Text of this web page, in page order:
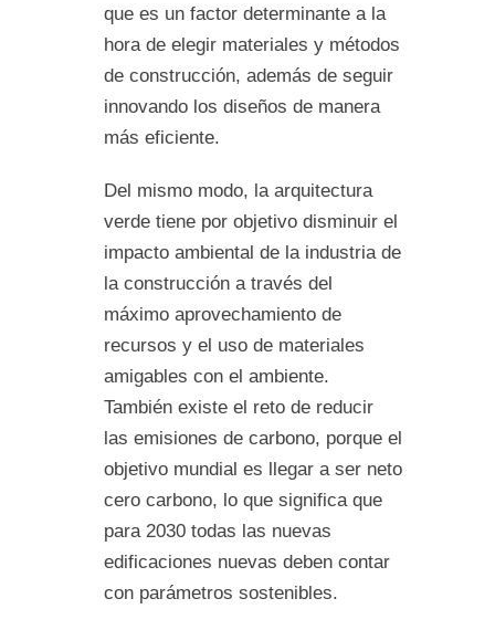
que es un factor determinante a la
hora de elegir materiales y métodos
de construcción, además de seguir
innovando los diseños de manera
más eficiente.
Del mismo modo, la arquitectura
verde tiene por objetivo disminuir el
impacto ambiental de la industria de
la construcción a través del
máximo aprovechamiento de
recursos y el uso de materiales
amigables con el ambiente.
También existe el reto de reducir
las emisiones de carbono, porque el
objetivo mundial es llegar a ser neto
cero carbono, lo que significa que
para 2030 todas las nuevas
edificaciones nuevas deben contar
con parámetros sostenibles.